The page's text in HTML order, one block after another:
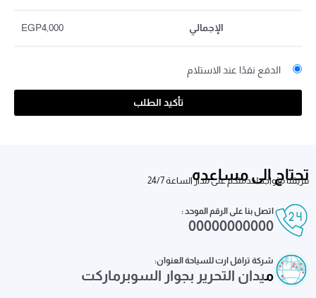
الإجمالي EGP4,000
الدفع نقدًا عند الاستلام
تأكيد الطلب
تحتاج الى مساعده
فريقنا متواجد لخدمتكم على مدار الساعة 24/7
اتصل بنا على الرقم الموحد :
00000000000
شركة ترافل ارت للسياحة العنوان:
ميدان التحرير بجوار السوبرماركت